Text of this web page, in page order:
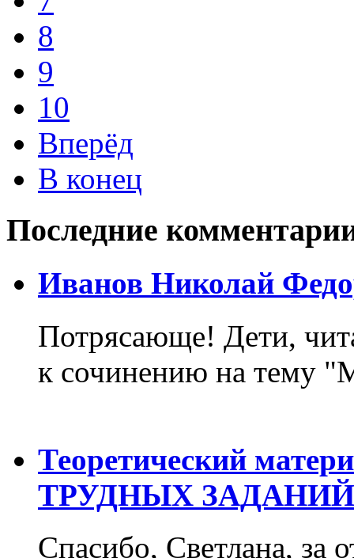
8
9
10
Вперёд
В конец
Последние
Иванов Николай
Потрясающе! Дети,
к сочинению на тему
Теоретический
ТРУДНЫХ
Спасибо, Светлана, за